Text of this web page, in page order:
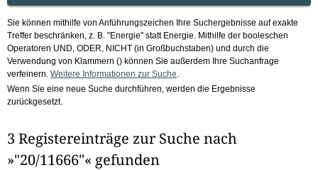
Sie können mithilfe von Anführungszeichen Ihre Suchergebnisse auf exakte
Treffer beschränken, z. B. "Energie" statt Energie. Mithilfe der booleschen
Operatoren UND, ODER, NICHT (in Großbuchstaben) und durch die
Verwendung von Klammern () können Sie außerdem Ihre Suchanfrage
verfeinern. Weitere Informationen zur Suche
Wenn Sie eine neue Suche durchführen, werden die Ergebnisse
zurückgesetzt.
3 Registereinträge zur Suche nach
»"20/11666"« gefunden